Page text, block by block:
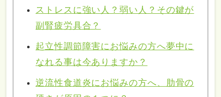
ストレスに強い人？弱い人？その鍵が
副腎疲労具合？
起立性調節障害にお悩みの方へ夢中に
なれる事は今ありますか？
逆流性食道炎にお悩みの方へ、肋骨の